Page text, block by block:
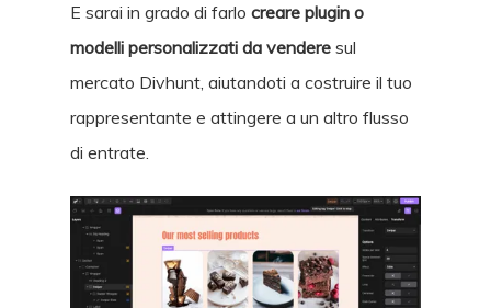
E sarai in grado di farlo creare plugin o
modelli personalizzati da vendere sul
mercato Divhunt, aiutandoti a costruire il tuo
rappresentante e attingere a un altro flusso
di entrate.